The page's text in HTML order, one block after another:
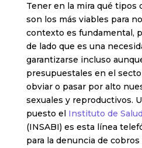
Tener en la mira qué tipos
son los más viables para
contexto es fundamental,
de lado que es una
garantizarse incluso
presupuestales en el
obviar o pasar por alto
sexuales y reproductivos.
puesto el Instituto de
(INSABI) es esta línea
para la denuncia de